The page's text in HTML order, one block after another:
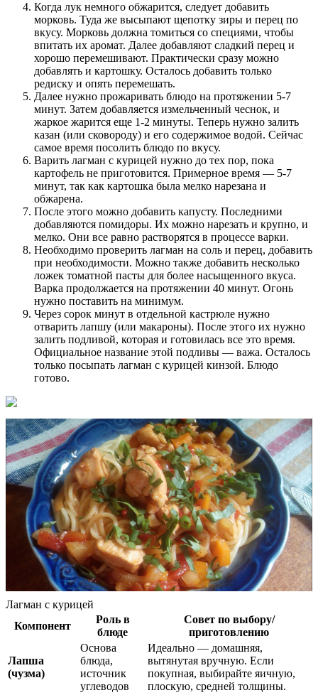
Когда лук немного обжарится, следует добавить
морковь. Туда же высыпают щепотку зиры и перец по
вкусу. Морковь должна томиться со специями, чтобы
впитать их аромат. Далее добавляют сладкий перец и
хорошо перемешивают. Практически сразу можно
добавлять и картошку. Осталось добавить только
редиску и опять перемешать.
Далее нужно прожаривать блюдо на протяжении 5-7
минут. Затем добавляется измельченный чеснок, и
жаркое жарится еще 1-2 минуты. Теперь нужно залить
казан (или сковороду) и его содержимое водой. Сейчас
самое время посолить блюдо по вкусу.
Варить лагман с курицей нужно до тех пор, пока
картофель не приготовится. Примерное время — 5-7
минут, так как картошка была мелко нарезана и
обжарена.
После этого можно добавить капусту. Последними
добавляются помидоры. Их можно нарезать и крупно, и
мелко. Они все равно растворятся в процессе варки.
Необходимо проверить лагман на соль и перец, добавить
при необходимости. Можно также добавить несколько
ложек томатной пасты для более насыщенного вкуса.
Варка продолжается на протяжении 40 минут. Огонь
нужно поставить на минимум.
Через сорок минут в отдельной кастрюле нужно
отварить лапшу (или макароны). После этого их нужно
залить подливой, которая и готовилась все это время.
Официальное название этой подливы — важа. Осталось
только посыпать лагман с курицей кинзой. Блюдо
готово.
Лагман с курицей
Компонент
Роль в
блюде
Совет по выбору/
приготовлению
Лапша
(чузма)
Основа
блюда,
источник
углеводов
Идеально — домашняя,
вытянутая вручную. Если
покупная, выбирайте яичную,
плоскую, средней толщины.